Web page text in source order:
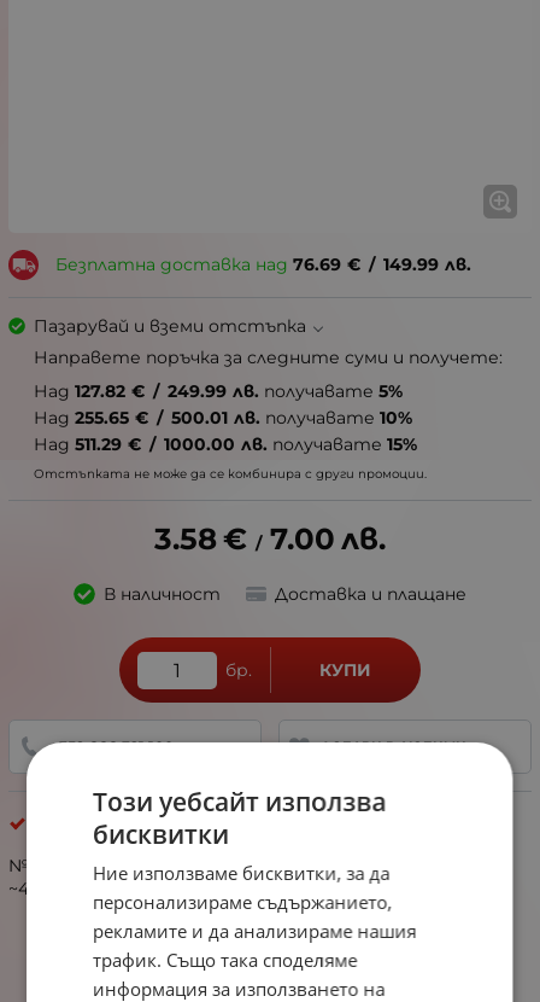
Безплатна доставка над 76.69 € / 149.99 лв.
Пазарувай и вземи отстъпка
Направете поръчка за следните суми и получете:
Над 127.82 € / 249.99 лв. получавате 5%
Над 255.65 € / 500.01 лв. получавате 10%
Над 511.29 € / 1000.00 лв. получавате 15%
Отстъпката не може да се комбинира с други промоции.
3.58€ / 7.00 лв.
В наличност Доставка и плащане
бр. КУПИ
+359 888 321 100 ДОБАВИ В ЛЮБИМИ
Хематит
№353186 Хематит сърце 6x6x2мм отвор 1мм ~72броя
~40см 1вр
Този уебсайт използва
бисквитки
Ние използваме бисквитки, за да
персонализираме съдържанието,
рекламите и да анализираме нашия
трафик. Също така споделяме
информация за използването на